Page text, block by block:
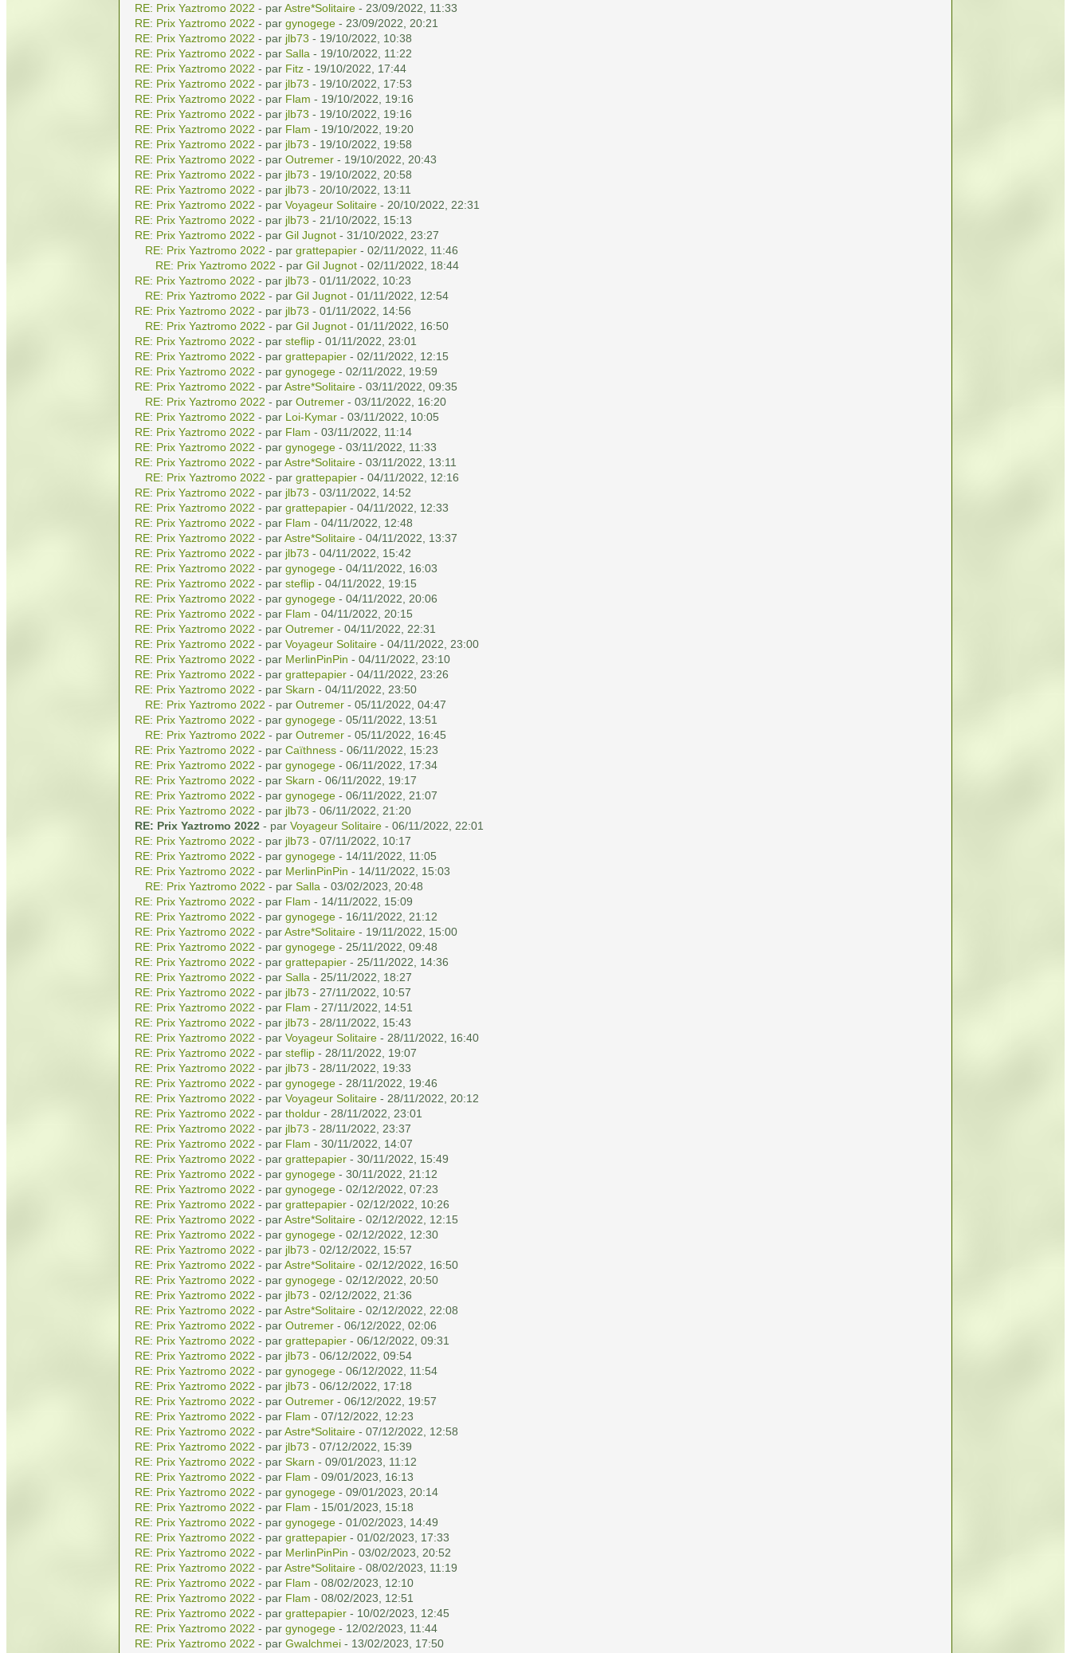
RE: Prix Yaztromo 2022 - parAstre*Solitaire- 23/09/2022, 11:33
RE: Prix Yaztromo 2022 - par gynogege- 23/09/2022, 20:21
RE: Prix Yaztromo 2022 - par jlb73 - 19/10/2022, 10:38
RE: Prix Yaztromo 2022 - par Salla - 19/10/2022, 11:22
RE: Prix Yaztromo 2022 - par Fitz- 19/10/2022, 17:44
RE: Prix Yaztromo 2022 - par jlb73 - 19/10/2022, 17:53
RE: Prix Yaztromo 2022 - par Flam - 19/10/2022, 19:16
RE: Prix Yaztromo 2022 - par jlb73 - 19/10/2022, 19:16
RE: Prix Yaztromo 2022 - par Flam - 19/10/2022, 19:20
RE: Prix Yaztromo 2022 - par jlb73 - 19/10/2022, 19:58
RE: Prix Yaztromo 2022 - par Outremer- 19/10/2022, 20:43
RE: Prix Yaztromo 2022 - par jlb73 - 19/10/2022, 20:58
RE: Prix Yaztromo 2022 - par jlb73 - 20/10/2022, 13:11
RE: Prix Yaztromo 2022 - par Voyageur Solitaire- 20/10/2022, 22:31
RE: Prix Yaztromo 2022 - par jlb73 - 21/10/2022, 15:13
RE: Prix Yaztromo 2022 - par Gil Jugnot- 31/10/2022, 23:27
RE: Prix Yaztromo 2022 - par grattepapier- 02/11/2022, 11:46
RE: Prix Yaztromo 2022 - par Gil Jugnot- 02/11/2022, 18:44
RE: Prix Yaztromo 2022 - par jlb73 - 01/11/2022, 10:23
RE: Prix Yaztromo 2022 - par Gil Jugnot- 01/11/2022, 12:54
RE: Prix Yaztromo 2022 - par jlb73 - 01/11/2022, 14:56
RE: Prix Yaztromo 2022 - par Gil Jugnot- 01/11/2022, 16:50
RE: Prix Yaztromo 2022 - par steflip- 01/11/2022, 23:01
RE: Prix Yaztromo 2022 - par grattepapier- 02/11/2022, 12:15
RE: Prix Yaztromo 2022 - par gynogege- 02/11/2022, 19:59
RE: Prix Yaztromo 2022 - parAstre*Solitaire- 03/11/2022, 09:35
RE: Prix Yaztromo 2022 - par Outremer- 03/11/2022, 16:20
RE: Prix Yaztromo 2022 - par Loi-Kymar- 03/11/2022, 10:05
RE: Prix Yaztromo 2022 - par Flam - 03/11/2022, 11:14
RE: Prix Yaztromo 2022 - par gynogege- 03/11/2022, 11:33
RE: Prix Yaztromo 2022 - parAstre*Solitaire- 03/11/2022, 13:11
RE: Prix Yaztromo 2022 - par grattepapier- 04/11/2022, 12:16
RE: Prix Yaztromo 2022 - par jlb73 - 03/11/2022, 14:52
RE: Prix Yaztromo 2022 - par grattepapier- 04/11/2022, 12:33
RE: Prix Yaztromo 2022 - par Flam - 04/11/2022, 12:48
RE: Prix Yaztromo 2022 - parAstre*Solitaire- 04/11/2022, 13:37
RE: Prix Yaztromo 2022 - par jlb73 - 04/11/2022, 15:42
RE: Prix Yaztromo 2022 - par gynogege- 04/11/2022, 16:03
RE: Prix Yaztromo 2022 - par steflip- 04/11/2022, 19:15
RE: Prix Yaztromo 2022 - par gynogege- 04/11/2022, 20:06
RE: Prix Yaztromo 2022 - par Flam - 04/11/2022, 20:15
RE: Prix Yaztromo 2022 - par Outremer- 04/11/2022, 22:31
RE: Prix Yaztromo 2022 - par Voyageur Solitaire- 04/11/2022, 23:00
RE: Prix Yaztromo 2022 - par MerlinPinPin - 04/11/2022, 23:10
RE: Prix Yaztromo 2022 - par grattepapier- 04/11/2022, 23:26
RE: Prix Yaztromo 2022 - par Skarn - 04/11/2022, 23:50
RE: Prix Yaztromo 2022 - par Outremer- 05/11/2022, 04:47
RE: Prix Yaztromo 2022 - par gynogege- 05/11/2022, 13:51
RE: Prix Yaztromo 2022 - par Outremer- 05/11/2022, 16:45
RE: Prix Yaztromo 2022 - par Caïthness- 06/11/2022, 15:23
RE: Prix Yaztromo 2022 - par gynogege- 06/11/2022, 17:34
RE: Prix Yaztromo 2022 - par Skarn - 06/11/2022, 19:17
RE: Prix Yaztromo 2022 - par gynogege- 06/11/2022, 21:07
RE: Prix Yaztromo 2022 - par jlb73 - 06/11/2022, 21:20
RE: Prix Yaztromo 2022 - par Voyageur Solitaire- 06/11/2022, 22:01
RE: Prix Yaztromo 2022 - par jlb73 - 07/11/2022, 10:17
RE: Prix Yaztromo 2022 - par gynogege- 14/11/2022, 11:05
RE: Prix Yaztromo 2022 - par MerlinPinPin - 14/11/2022, 15:03
RE: Prix Yaztromo 2022 - par Salla - 03/02/2023, 20:48
RE: Prix Yaztromo 2022 - par Flam - 14/11/2022, 15:09
RE: Prix Yaztromo 2022 - par gynogege- 16/11/2022, 21:12
RE: Prix Yaztromo 2022 - parAstre*Solitaire- 19/11/2022, 15:00
RE: Prix Yaztromo 2022 - par gynogege- 25/11/2022, 09:48
RE: Prix Yaztromo 2022 - par grattepapier- 25/11/2022, 14:36
RE: Prix Yaztromo 2022 - par Salla - 25/11/2022, 18:27
RE: Prix Yaztromo 2022 - par jlb73 - 27/11/2022, 10:57
RE: Prix Yaztromo 2022 - par Flam - 27/11/2022, 14:51
RE: Prix Yaztromo 2022 - par jlb73 - 28/11/2022, 15:43
RE: Prix Yaztromo 2022 - par Voyageur Solitaire- 28/11/2022, 16:40
RE: Prix Yaztromo 2022 - par steflip- 28/11/2022, 19:07
RE: Prix Yaztromo 2022 - par jlb73 - 28/11/2022, 19:33
RE: Prix Yaztromo 2022 - par gynogege- 28/11/2022, 19:46
RE: Prix Yaztromo 2022 - par Voyageur Solitaire- 28/11/2022, 20:12
RE: Prix Yaztromo 2022 - par tholdur- 28/11/2022, 23:01
RE: Prix Yaztromo 2022 - par jlb73 - 28/11/2022, 23:37
RE: Prix Yaztromo 2022 - par Flam - 30/11/2022, 14:07
RE: Prix Yaztromo 2022 - par grattepapier- 30/11/2022, 15:49
RE: Prix Yaztromo 2022 - par gynogege- 30/11/2022, 21:12
RE: Prix Yaztromo 2022 - par gynogege- 02/12/2022, 07:23
RE: Prix Yaztromo 2022 - par grattepapier- 02/12/2022, 10:26
RE: Prix Yaztromo 2022 - parAstre*Solitaire- 02/12/2022, 12:15
RE: Prix Yaztromo 2022 - par gynogege- 02/12/2022, 12:30
RE: Prix Yaztromo 2022 - par jlb73 - 02/12/2022, 15:57
RE: Prix Yaztromo 2022 - parAstre*Solitaire- 02/12/2022, 16:50
RE: Prix Yaztromo 2022 - par gynogege- 02/12/2022, 20:50
RE: Prix Yaztromo 2022 - par jlb73 - 02/12/2022, 21:36
RE: Prix Yaztromo 2022 - parAstre*Solitaire- 02/12/2022, 22:08
RE: Prix Yaztromo 2022 - par Outremer- 06/12/2022, 02:06
RE: Prix Yaztromo 2022 - par grattepapier- 06/12/2022, 09:31
RE: Prix Yaztromo 2022 - par jlb73 - 06/12/2022, 09:54
RE: Prix Yaztromo 2022 - par gynogege- 06/12/2022, 11:54
RE: Prix Yaztromo 2022 - par jlb73 - 06/12/2022, 17:18
RE: Prix Yaztromo 2022 - par Outremer- 06/12/2022, 19:57
RE: Prix Yaztromo 2022 - par Flam - 07/12/2022, 12:23
RE: Prix Yaztromo 2022 - parAstre*Solitaire- 07/12/2022, 12:58
RE: Prix Yaztromo 2022 - par jlb73 - 07/12/2022, 15:39
RE: Prix Yaztromo 2022 - par Skarn - 09/01/2023, 11:12
RE: Prix Yaztromo 2022 - par Flam - 09/01/2023, 16:13
RE: Prix Yaztromo 2022 - par gynogege- 09/01/2023, 20:14
RE: Prix Yaztromo 2022 - par Flam - 15/01/2023, 15:18
RE: Prix Yaztromo 2022 - par gynogege- 01/02/2023, 14:49
RE: Prix Yaztromo 2022 - par grattepapier- 01/02/2023, 17:33
RE: Prix Yaztromo 2022 - par MerlinPinPin - 03/02/2023, 20:52
RE: Prix Yaztromo 2022 - parAstre*Solitaire- 08/02/2023, 11:19
RE: Prix Yaztromo 2022 - par Flam - 08/02/2023, 12:10
RE: Prix Yaztromo 2022 - par Flam - 08/02/2023, 12:51
RE: Prix Yaztromo 2022 - par grattepapier- 10/02/2023, 12:45
RE: Prix Yaztromo 2022 - par gynogege- 12/02/2023, 11:44
RE: Prix Yaztromo 2022 - par Gwalchmei- 13/02/2023, 17:50